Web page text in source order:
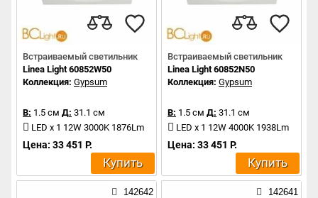
Встраиваемый светильник
Linea Light 60852W50
Коллекция: Gypsum
В: 1.5 см Д: 31.1 см
LED x 1 12W 3000K 1876Lm
Цена: 33 451 Р.
Купить
Встраиваемый светильник
Linea Light 60852N50
Коллекция: Gypsum
В: 1.5 см Д: 31.1 см
LED x 1 12W 4000K 1938Lm
Цена: 33 451 Р.
Купить
142642 142641